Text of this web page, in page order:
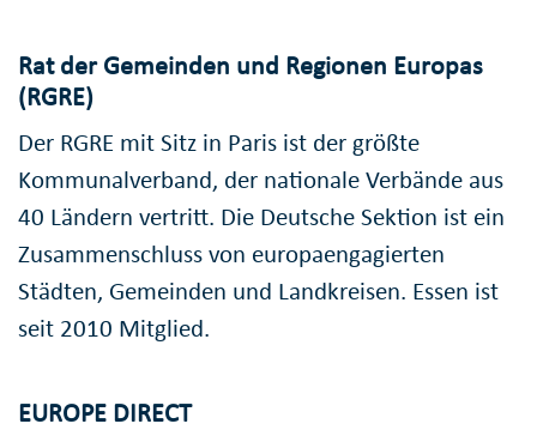
Rat der Gemeinden und Regionen Europas
(RGRE)
Der RGRE mit Sitz in Paris ist der größte
Kommunalverband, der nationale Verbände aus
40 Ländern vertritt. Die Deutsche Sektion ist ein
Zusammenschluss von europaengagierten
Städten, Gemeinden und Landkreisen. Essen ist
seit 2010 Mitglied.
EUROPE DIRECT